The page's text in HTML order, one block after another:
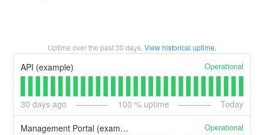
Uptime over the past30 days. View historical uptime.
API (example) Operational
30 days ago 100 % uptime Today
Management Portal (example) Operational